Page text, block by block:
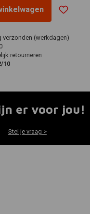
verzonden (werkdagen)
retourneren
10
er voor jou!
Stel je vraag >